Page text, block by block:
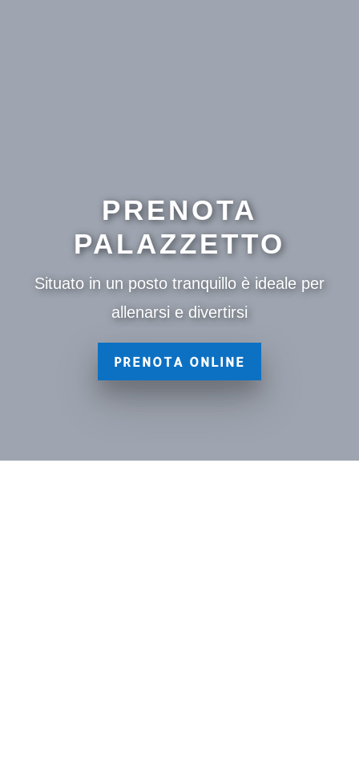
PRENOTA
PALAZZETTO
Situato in un posto tranquillo è ideale per
allenarsi e divertirsi
PRENOTA ONLINE